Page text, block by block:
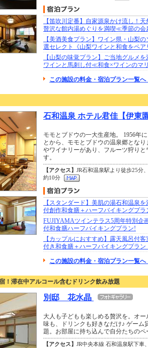
【笛吹川定番】自家源泉かけ流し！
贅沢な館内湯めぐりを満喫≪季節の
【美酒美食プラン】ワイン県・山梨
選セレクト《山梨ワインと和食をペア
【山梨の味覚プラン】ご当地グルメ
ワインと馬刺し付≪和食×ワインのマ
この施設の料金・宿泊プラン一覧
石和温泉 ホテル君佳【伊東
モモとブドウの一大生産地。 1956年
とから、モモとブドウの温泉郷とな
やワイナリーがあり、フルーツ狩り
す。
【アクセス】 JR石和温泉駅より徒歩25
約10分
【スタンダード】美肌の湯石和温泉
付創作和食膳＋ハーフバイキングプラ
FUJIYAMAツインテラス5周年特別企
付和食膳ハーフバイキングプラン!
【カップルにおすすめ】露天風呂付
付き和食膳＋ハーフバイキングプラン
この施設の料金・宿泊プラン一覧
！滞在中アルコール含むドリンク飲み放題
別邸 花水晶
大人も子どもも楽しめる贅沢を。オ
味も、ドリンクも好きなだけ♪ ゲーム
題。お部屋に持ち込んで自分たちの
【アクセス】 JR中央本線 石和温泉駅下車